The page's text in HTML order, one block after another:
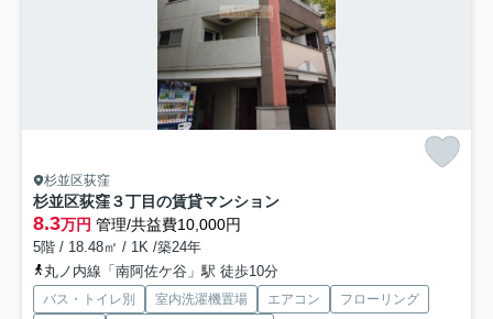
杉並区荻窪
杉並区荻窪３丁目の賃貸マンション
8.3万円 管理/共益費10,000円
5階 / 18.48㎡ / 1K /築24年
丸ノ内線「南阿佐ケ谷」駅 徒歩10分
バス・トイレ別 室内洗濯機置場 エアコン
フローリング